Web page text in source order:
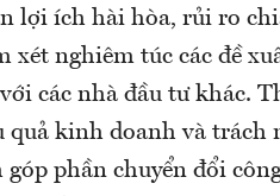
lợi ích hài hòa, rủi ro
xét nghiêm túc các đề
các nhà đầu tư khác.
quả kinh doanh và
phần chuyển đổi